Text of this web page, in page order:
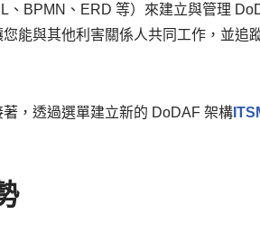
BPMN、ERD 等）來建立與管理
能與其他利害關係人共同工作，並追
，透過選單建立新的 DoDAF 架構